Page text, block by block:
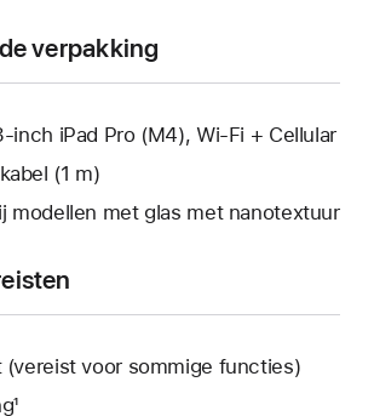
verpakking
iPad Pro (M4), Wi-Fi + Cellular
(1 m)
modellen met glas met nanotextuur
(vereist voor sommige functies)